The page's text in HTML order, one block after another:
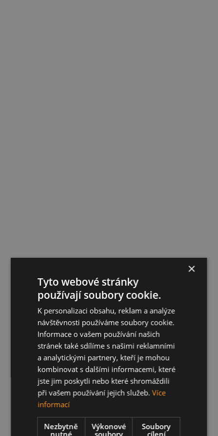
×
Tyto webové stránky
používají soubory cookie.
K personalizaci obsahu, reklam a analýze
návštěvnosti používáme soubory cookie.
Informace o vašem používání našich
stránek také sdílíme s našimi reklamními
a analytickými partnery, kteří je mohou
kombinovat s dalšími informacemi, které
jste jim poskytli nebo které shromáždili
při vašem používání jejich služeb.Více
informací
Nezbytně
nutné
Výkonové
soubory
Soubory
cílení